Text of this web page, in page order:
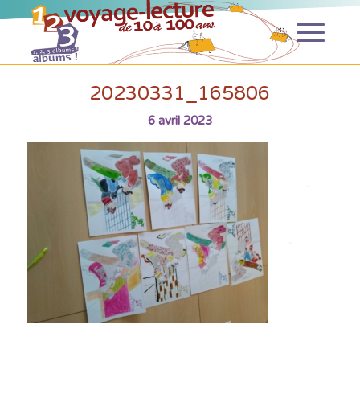
20230331_165806
6 avril 2023